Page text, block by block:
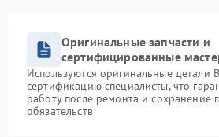
Оригинальные запчасти и
сертифицированные
Используются оригинальные
сертификацию специалисты, что
работу после ремонта и сохранение
обязательств